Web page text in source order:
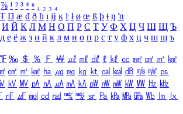
⅞ ¹ ² ³ ⁴ ⁿ ₁ ₂ ₃ ₄
Ŧ Ŋ æ đ ð ħ ı ĳ ĸ ŀ ł ø œ ß þ ŧ ŋ ŉ
И Й К Л М Н О П Р С Т У Ф Х Ц Ч Ш Щ Ъ
д е ё ж з и й к л м н о п р с т у ф х ц ч ш щ ъ
℉ ‰ ＄ ％ Ｆ ￦ ㎕ ㎖ ㎗ ℓ ㎘ ㏄ ㎣ ㎤ ㎥ ㎦
㎠ ㎡ ㎢ ㏊ ㎍ ㎎ ㎏ ㏏ ㎈ ㎉ ㏈ ㎧ ㎨ ㎰
㎸ ㎹ ㎀ ㎁ ㎂ ㎃ ㎄ ㎺ ㎻ ㎽ ㎾ ㎿ ㎐ ㎑
㎋ ㎌ ㏖ ㏅ ㎭ ㎮ ㎯ ㏛ ㎩ ㎪ ㎫ ㎬ ㏝ ㏐
㏓